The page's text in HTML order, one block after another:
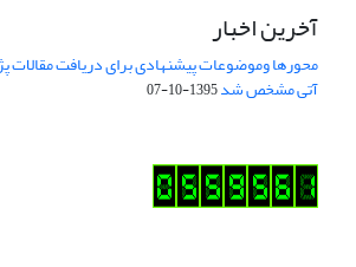
آخرین اخبار
محورها وموضوعات پیشنهادی برای دریافت
آتی مشخص شد1395-10-07